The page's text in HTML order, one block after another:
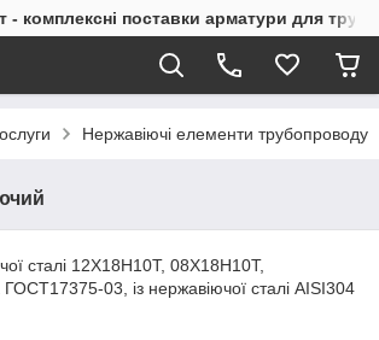
комплексні поставки арматури для
Нержавіючі елементи трубопроводу
сталі 12Х18Н10Т, 08Х18Н10Т,
03, із нержавіючої сталі AISI304